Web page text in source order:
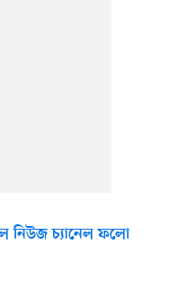
নিউজ চ্যানেল ফলো